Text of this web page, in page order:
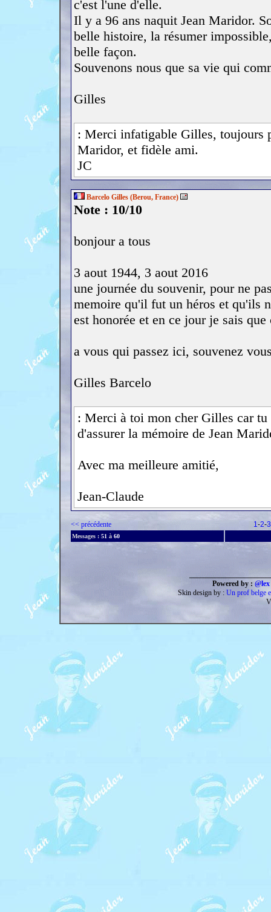
c'est l'une d'elle.
Il y a 96 ans naquit Jean Maridor.
belle histoire, la résumer
belle façon.
Souvenons nous que sa vie qui
Gilles
: Merci infatigable Gilles, toujours
Maridor, et fidèle ami.
JC
Barcelo Gilles (Berou, France)
Note : 10/10
bonjour a tous
3 aout 1944, 3 aout 2016
une journée du souvenir, pour ne
memoire qu'il fut un héros et qu'ils
est honorée et en ce jour je sais
a vous qui passez ici, souvenez
Gilles Barcelo
: Merci à toi mon cher Gilles car
d'assurer la mémoire de Jean
Avec ma meilleure amitié,
Jean-Claude
<< précédente 1-2-3
Messages : 51 à 60
Powered by :
Skin design by : Un prof belge